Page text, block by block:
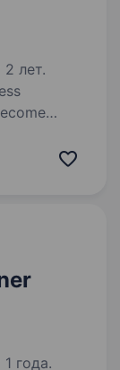
лет.
keep
года.